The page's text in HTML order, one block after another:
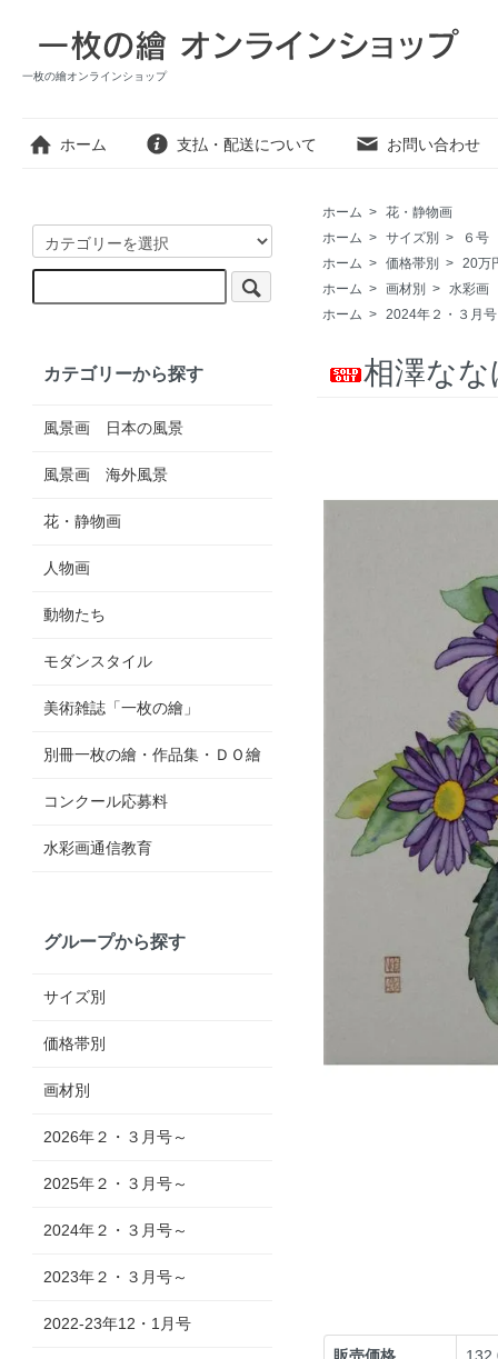
一枚の繪オンラインショップ
ホーム 支払・配送について お問い合わせ
ホーム > 花・静物画
ホーム > サイズ別 >
６号
ホーム > 価格帯別 > 20万
ホーム > 画材別 > 水彩画
ホーム > 2024年２・３月
相澤なな
カテゴリーから探す
風景画 日本の風景
風景画 海外風景
花・静物画
人物画
動物たち
モダンスタイル
美術雑誌「一枚の繪」
別冊一枚の繪・作品集・ＤＯ繪
コンクール応募料
水彩画通信教育
グループから探す
サイズ別
価格帯別
画材別
2026年２・３月号～
2025年２・３月号～
2024年２・３月号～
2023年２・３月号～
2022-23年12・1月号